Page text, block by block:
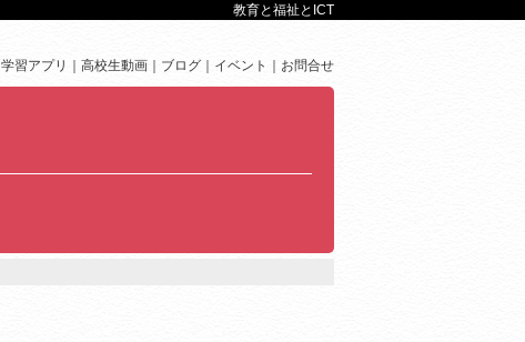
教育と福祉とICT
学習アプリ 高校生動画 ブログ イベント お問合せ